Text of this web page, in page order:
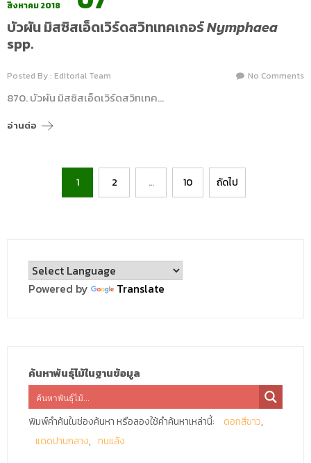
สิงหาคม 2018
บัวผัน มิสซิสเอ็ดเวิร์ดสวิทเทคเกอร์Nymphaea
spp.
Posted By : Editorial Team No Comments
870. บัวผัน มิสซิสเอ็ดเวิร์ดสวิทเทค…
อ่านต่อ
pagination
1 2 … 10 ถัดไป
Powered by Translate
ค้นหาพันธุ์ไม้ในฐานข้อมูล
พิมพ์คำค้นในช่องค้นหา หรือลองใช้คำค้นหาเหล่านี้:
ดอกสีขาว
แดดปานกลาง
ทนแล้ง